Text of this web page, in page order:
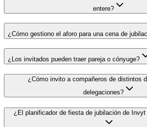
entere?
¿Cómo gestiono el aforo para una cena de
¿Los invitados pueden traer pareja o cónyuge?
¿Cómo invito a compañeros de distintos
delegaciones?
¿El planificador de fiesta de jubilación de